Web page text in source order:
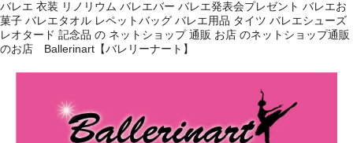
バレエ 衣装 リノリウム バレエバー バレエ発表会プレゼント バレエお
菓子 バレエタオル レペットバッグ バレエ用品 タイツ バレエシューズ
レオタード 記念品 の ネットショップ 通販 お店 のネットショップ通販
のお店 Ballerinart【バレリーナート】